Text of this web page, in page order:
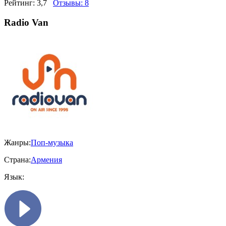
Рейтинг: 3,7 Отзывы: 8
Radio Van
Жанры:Поп-музыка
Страна:Армения
Язык: